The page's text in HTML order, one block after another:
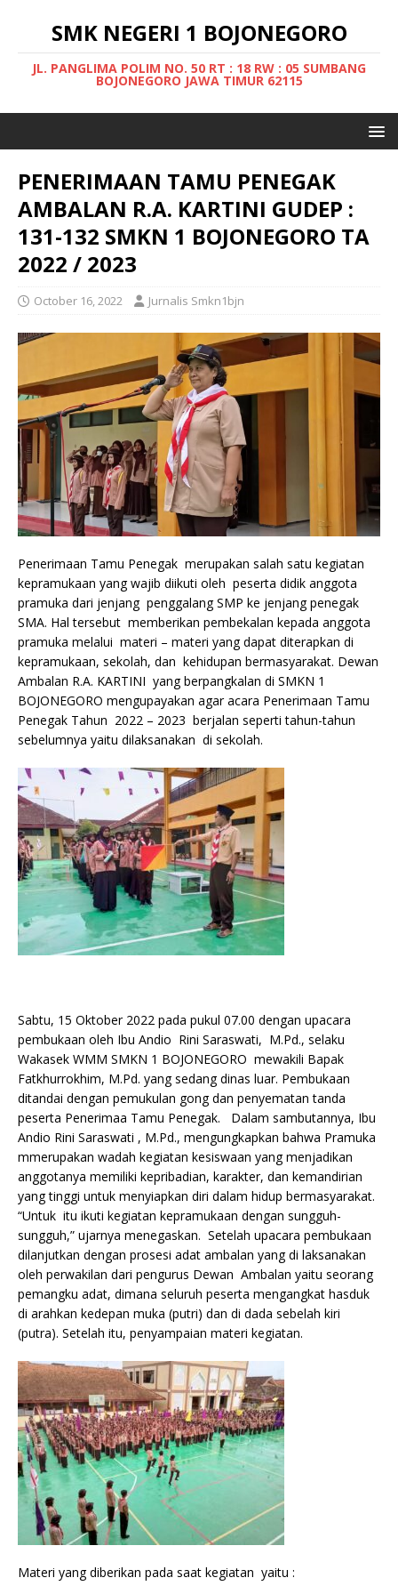
SMK NEGERI 1 BOJONEGORO
JL. PANGLIMA POLIM NO. 50 RT : 18 RW : 05 SUMBANG
BOJONEGORO JAWA TIMUR 62115
PENERIMAAN TAMU PENEGAK
AMBALAN R.A. KARTINI GUDEP :
131-132 SMKN 1 BOJONEGORO TA
2022 / 2023
October 16, 2022 Jurnalis Smkn1bjn
Penerimaan Tamu Penegak merupakan salah satu kegiatan
kepramukaan yang wajib diikuti oleh peserta didik anggota
pramuka dari jenjang penggalang SMP ke jenjang penegak
SMA. Hal tersebut memberikan pembekalan kepada anggota
pramuka melalui materi – materi yang dapat diterapkan di
kepramukaan, sekolah, dan kehidupan bermasyarakat. Dewan
Ambalan R.A. KARTINI yang berpangkalan di SMKN 1
BOJONEGORO mengupayakan agar acara Penerimaan Tamu
Penegak Tahun 2022 – 2023 berjalan seperti tahun-tahun
sebelumnya yaitu dilaksanakan di sekolah.
Sabtu, 15 Oktober 2022 pada pukul 07.00 dengan upacara
pembukaan oleh Ibu Andio Rini Saraswati, M.Pd., selaku
Wakasek WMM SMKN 1 BOJONEGORO mewakili Bapak
Fatkhurrokhim, M.Pd. yang sedang dinas luar. Pembukaan
ditandai dengan pemukulan gong dan penyematan tanda
peserta Penerimaa Tamu Penegak. Dalam sambutannya, Ibu
Andio Rini Saraswati , M.Pd., mengungkapkan bahwa Pramuka
mmerupakan wadah kegiatan kesiswaan yang menjadikan
anggotanya memiliki kepribadian, karakter, dan kemandirian
yang tinggi untuk menyiapkan diri dalam hidup bermasyarakat.
“Untuk itu ikuti kegiatan kepramukaan dengan sungguh-
sungguh,” ujarnya menegaskan. Setelah upacara pembukaan
dilanjutkan dengan prosesi adat ambalan yang di laksanakan
oleh perwakilan dari pengurus Dewan Ambalan yaitu seorang
pemangku adat, dimana seluruh peserta mengangkat hasduk
di arahkan kedepan muka (putri) dan di dada sebelah kiri
(putra). Setelah itu, penyampaian materi kegiatan.
Materi yang diberikan pada saat kegiatan yaitu :